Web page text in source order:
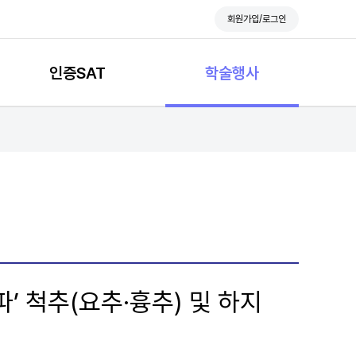
회원가입/로그인
인증SAT 학술행사
척추(요추·흉추) 및 하지